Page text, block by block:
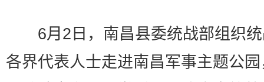
6月2日，南昌县委统战部组织统
各界代表人士走进南昌军事主题公